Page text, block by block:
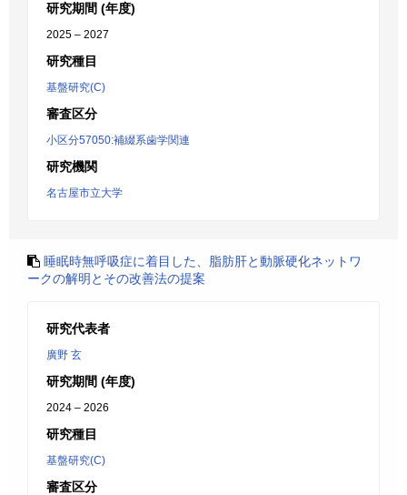
研究期間 (年度)
2025 – 2027
研究種目
基盤研究(C)
審査区分
小区分57050:補綴系歯学関連
研究機関
名古屋市立大学
睡眠時無呼吸症に着目した、脂肪肝と動脈硬化ネットワ
ークの解明とその改善法の提案
研究代表者
廣野 玄
研究期間 (年度)
2024 – 2026
研究種目
基盤研究(C)
審査区分